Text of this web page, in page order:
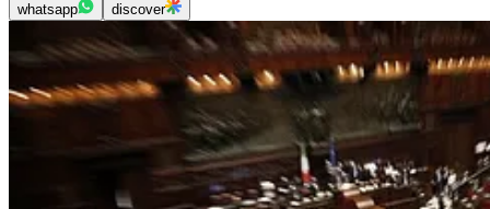
whatsapp discover